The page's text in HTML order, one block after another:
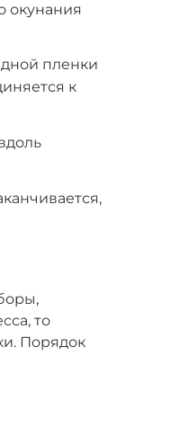
окунания
пленки
к
то
Порядок